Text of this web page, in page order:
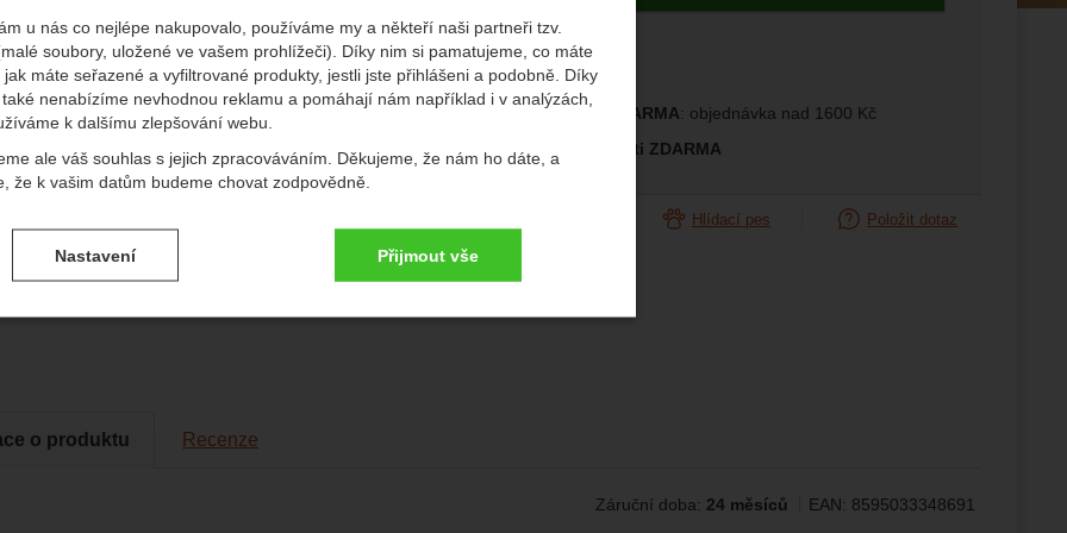
u nás co nejlépe nakupovalo, používáme my a někteří naši partneři tzv.
soubory, uložené ve vašem prohlížeči). Díky nim si pamatujeme, co máte
máte seřazené a vyfiltrované produkty, jestli jste přihlášeni a podobně. Díky
nenabízíme nevhodnou reklamu a pomáhají nám například i v analýzách,
k dalšímu zlepšování webu.
ale váš souhlas s jejich zpracováváním. Děkujeme, že nám ho dáte, a
že k vašim datům budeme chovat zodpovědně.
souhlasů s kategoriemi cookies
- bez těchto cookies náš web nebude fungovat.
spojit např. pomocí chatu
Nastavení Přijmout vše
Doprava ČR ZDARMA: objednávka nad 1600 Kč
Výměna velikosti ZDARMA
Hlídací pes Položit dotaz
o produktu Recenze
Záruční doba: 24 měsíců EAN: 8595033348691